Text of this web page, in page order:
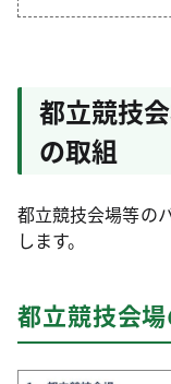
都立競技
の取組
都立競技会場等の
します。
都立競技会